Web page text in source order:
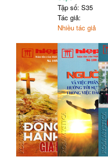
Tập số: S35
Tác giả:
Nhiều tác giả